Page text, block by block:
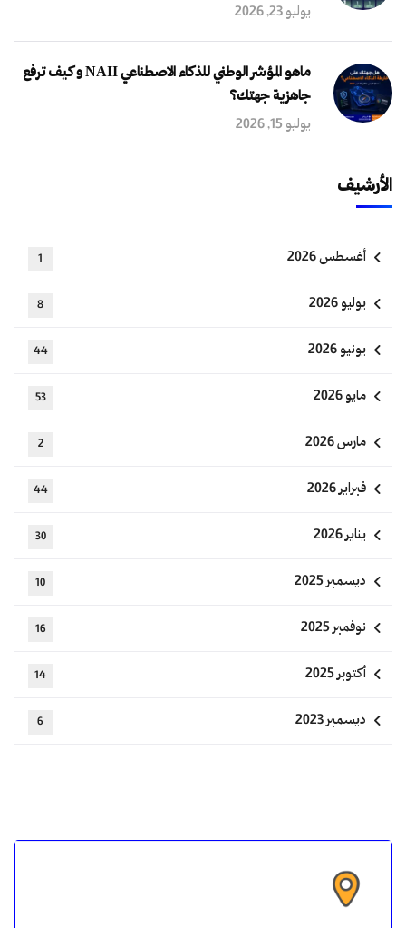
يوليو 23, 2026
ماهو المؤشر الوطني للذكاء الاصطناعي NAII و كيف ترفع
جاهزية جهتك؟
يوليو 15, 2026
الأرشيف
أغسطس 2026 1
يوليو 2026 8
يونيو 2026 44
مايو 2026 53
مارس 2026 2
فبراير 2026 44
يناير 2026 30
ديسمبر 2025 10
نوفمبر 2025 16
أكتوبر 2025 14
ديسمبر 2023 6